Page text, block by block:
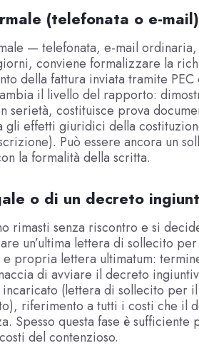
(telefonata o e-
— telefonata, e-mail
conviene formalizzare la
della fattura inviata tramite PEC
il livello del rapporto:
serietà, costituisce prova
gli effetti giuridici della
Può essere ancora un
la formalità della scritta.
o di un decreto
rimasti senza riscontro e si
un’ultima lettera di sollecito
propria lettera ultimatum:
di avviare il decreto
(lettera di sollecito per
riferimento a tutti i costi che il
Spesso questa fase è sufficiente
del contenzioso.